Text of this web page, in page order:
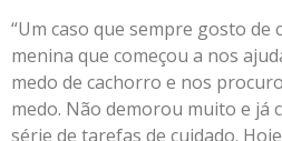
“Um caso que sempre gosto de
menina que começou a nos
medo de cachorro e nos
medo. Não demorou muito e já
série de tarefas de cuidado.